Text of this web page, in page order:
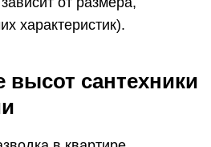
характеристик).
сантехники